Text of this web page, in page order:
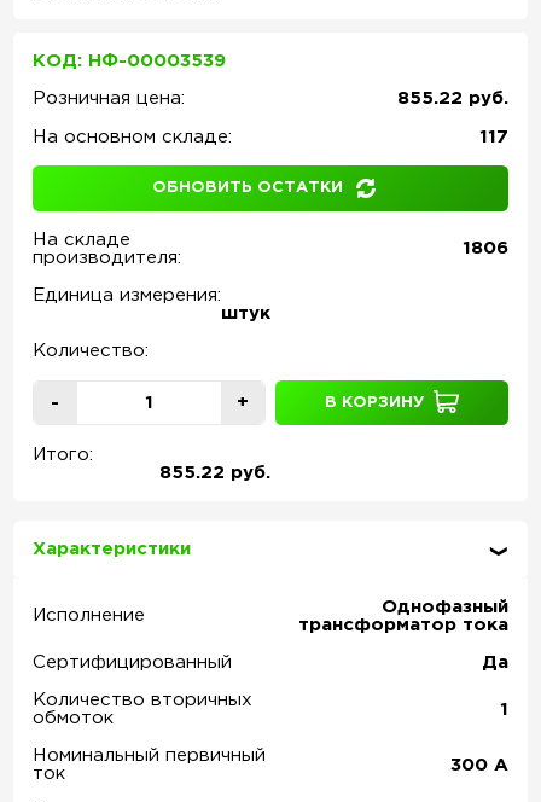
КОД: НФ-00003539
Розничная цена: 855.22 руб.
На основном складе: 117
ОБНОВИТЬ ОСТАТКИ
На складе
производителя:
1806
Единица измерения:
штук
Количество:
- + В КОРЗИНУ
Итого:
855.22 руб.
Характеристики
Исполнение
Однофазный
трансформатор тока
Сертифицированный Да
Количество вторичных
обмоток
1
Номинальный первичный
ток
300А